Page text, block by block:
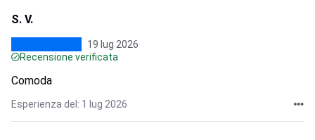
S. V.
19 lug 2026
Recensione verificata
Comoda
Esperienza del: 1 lug 2026